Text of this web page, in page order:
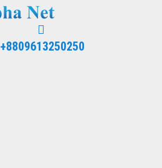
+8809613250250